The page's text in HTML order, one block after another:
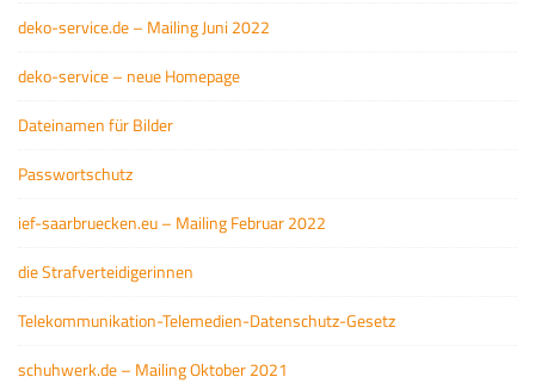
deko-service.de – Mailing Juni 2022
deko-service – neue Homepage
Dateinamen für Bilder
Passwortschutz
ief-saarbruecken.eu – Mailing Februar 2022
die Strafverteidigerinnen
Telekommunikation-Telemedien-Datenschutz-Gesetz
schuhwerk.de – Mailing Oktober 2021